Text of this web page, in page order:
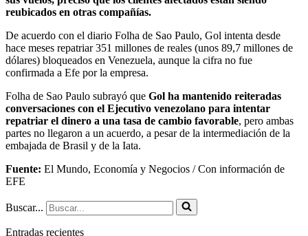
reubicados en otras compañías.
De acuerdo con el diario Folha de Sao Paulo, Gol intenta desde
hace meses repatriar 351 millones de reales (unos 89,7 millones de
dólares) bloqueados en Venezuela, aunque la cifra no fue
confirmada a Efe por la empresa.
Folha de Sao Paulo subrayó que Gol ha mantenido reiteradas
conversaciones con el Ejecutivo venezolano para intentar
repatriar el dinero a una tasa de cambio favorable, pero ambas
partes no llegaron a un acuerdo, a pesar de la intermediación de la
embajada de Brasil y de la Iata.
Fuente: El Mundo, Economía y Negocios / Con información de
EFE
Buscar...
Entradas recientes